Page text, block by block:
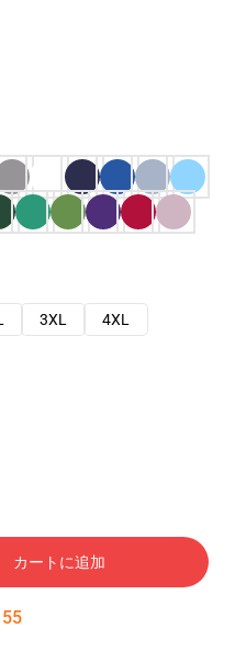
3XL
4XL
カートに追加
54